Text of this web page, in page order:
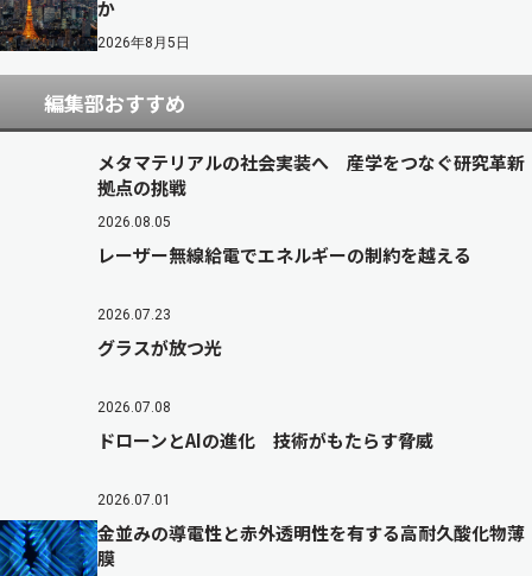
か
2026年8月5日
編集部おすすめ
メタマテリアルの社会実装へ 産学をつなぐ研究革新
拠点の挑戦
2026.08.05
レーザー無線給電でエネルギーの制約を越える
2026.07.23
グラスが放つ光
2026.07.08
ドローンとAIの進化 技術がもたらす脅威
2026.07.01
金並みの導電性と赤外透明性を有する高耐久酸化物薄
膜